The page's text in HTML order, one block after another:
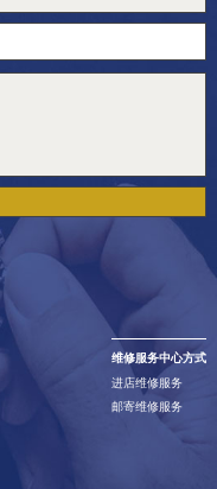
维修服务中心方式
进店维修服务
邮寄维修服务